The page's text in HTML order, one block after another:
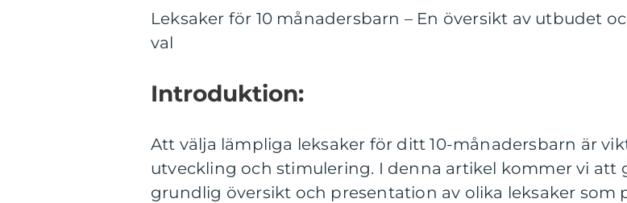
Leksaker för 10 månadersbarn – En översikt av utbudet
val
Introduktion:
Att välja lämpliga leksaker för ditt 10-månadersbarn är
utveckling och stimulering. I denna artikel kommer vi att
grundlig översikt och presentation av olika leksaker som